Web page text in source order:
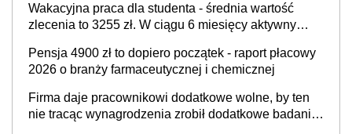
Wakacyjna praca dla studenta - średnia wartość
zlecenia to 3255 zł. W ciągu 6 miesięcy aktywny
Pensja 4900 zł to dopiero początek - raport płacowy
2026 o branży farmaceutycznej i chemicznej
Firma daje pracownikowi dodatkowe wolne, by ten
nie tracąc wynagrodzenia zrobił dodatkowe badania.